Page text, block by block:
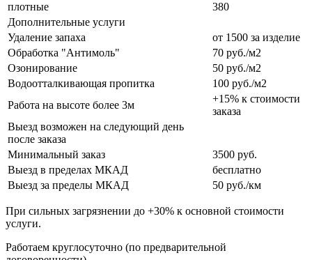
плотные
380
Дополнительные услуги
Удаление запаха
от 1500 за изделие
Обработка "Антимоль"
70 руб./м2
Озонирование
50 руб./м2
Водоотталкивающая пропитка
100 руб./м2
Работа на высоте более 3м
+15% к стоимости
заказа
Выезд возможен на следующий день
после заказа
Минимальный заказ
3500 руб.
Выезд в пределах МКАД
бесплатно
Выезд за пределы МКАД
50 руб./км
При сильных загрязнении до +30% к основной стоимости
услуги.
Работаем круглосуточно (по предварительной